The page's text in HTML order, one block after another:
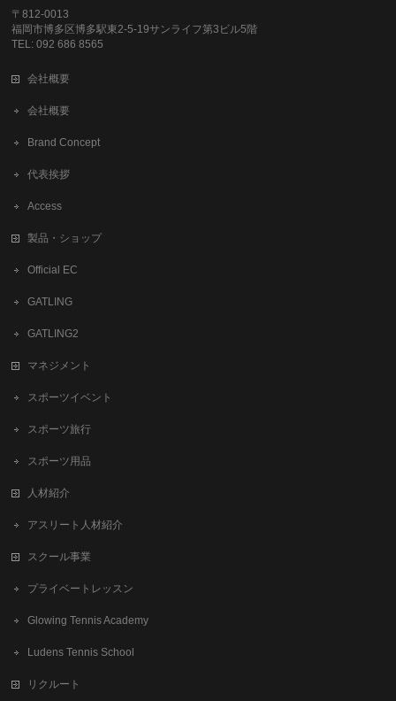
〒812-0013
福岡市博多区博多駅東2-5-19サンライフ第3ビル5階
TEL: 092 686 8565
会社概要
会社概要
Brand Concept
代表挨拶
Access
製品・ショップ
Official EC
GATLING
GATLING2
マネジメント
スポーツイベント
スポーツ旅行
スポーツ用品
人材紹介
アスリート人材紹介
スクール事業
プライベートレッスン
Glowing Tennis Academy
Ludens Tennis School
リクルート